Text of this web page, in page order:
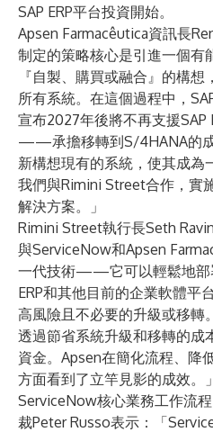
SAP ERP平台投資開始。
Apsen Farmacêutica資訊長
制定的策略核心是引進一個有
『自製、購買或融合』的構
所有系統。在這個過程中，
宣布2027年後將不再支援SAP
——承擔移轉到S/4HANA的
新構想現有的系統，使其成為
我們與Rimini Street合作，實
解決方案。」
Rimini Street執行長Seth
與ServiceNow和Apsen
一代技術——它可以輕鬆地部
ERP和其他目前的企業軟體平
高風險且不必要的升級或移轉
透過節省系統升級和移轉的成
資金。Apsen在簡化流程、降
方面看到了立竿見影的成效。」
ServiceNow核心業務工作流
裁Peter Russo表示：「